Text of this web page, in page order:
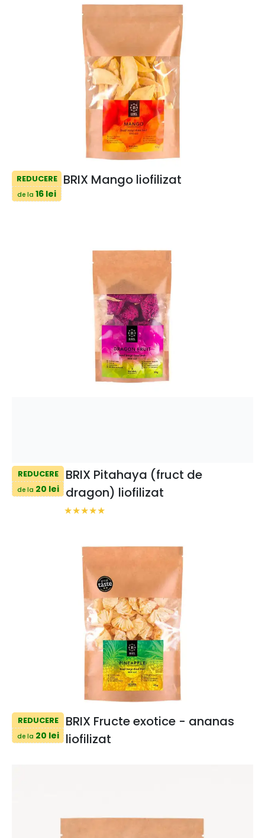
REDUCERE
de la 16 lei
BRIX Mango liofilizat
REDUCERE
de la 20 lei
BRIX Pitahaya (fruct de
dragon) liofilizat
REDUCERE
de la 20 lei
BRIX Fructe exotice - ananas
liofilizat